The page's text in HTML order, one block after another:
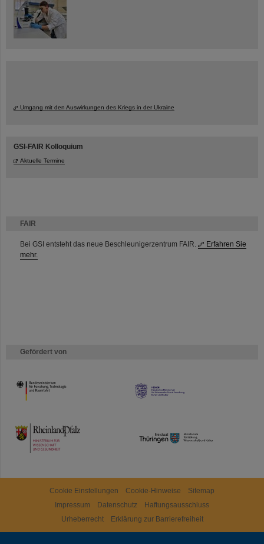
FAIR
Bei GSI entsteht das neue Beschleunigerzentrum FAIR.
Erfahren Sie
mehr.
Gefördert von
HMWK
TMWWDG
Umgang mit den Auswirkungen des Kriegs in der Ukraine
GSI-FAIR Kolloquium
Aktuelle Termine
Cookie Einstellungen Cookie-Hinweise
Sitemap
Impressum
Datenschutz
Haftungsausschluss
Urheberrecht
Erklärung zur Barrierefreiheit